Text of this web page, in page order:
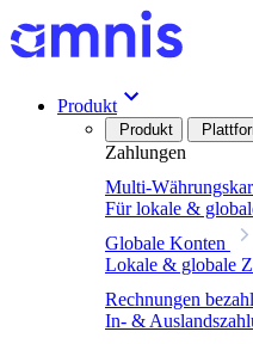
Produkt
Produkt
Zahlungen
Multi-
Für lokale &
Globale Konten
Lokale & globale
Rechnungen
In- &